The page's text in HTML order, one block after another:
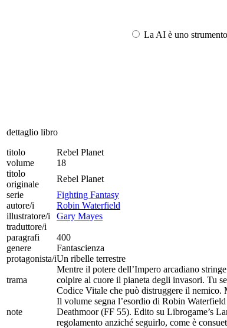
La AI è uno
dettaglio libro
titolo
Rebel Planet
volume
18
titolo
originale
Rebel Planet
serie
Fighting Fantasy
autore/i
Robin Waterfield
illustratore/i
Gary Mayes
traduttore/i
paragrafi
400
genere
Fantascienza
protagonista/iUn ribelle terrestre
trama
Mentre il potere dell’Impero arcadiano
colpire al cuore il pianeta degli invasori. Tu
Codice Vitale che può distruggere il
note
Il volume segna l’esordio di Robin
Deathmoor (FF 55). Edito su Librogame’s
regolamento anziché seguirlo, come è